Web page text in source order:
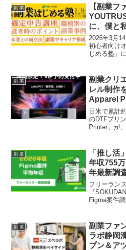
副業やお小
ーディーに
副 業
【副業フ
に、僕と
さんが登
リアで新
2026年3月
初心者向け
じめる塾」
す。職種の
「スラッシ
れるこの貴
副 業
副業クリ
レル制作
Apparel
割引と豪
日米で累計
のDTFプリ
Printer」が
先駆けて、
ーンがスタ
能）で最大
るチャンス
「推し活」
副 業
「推し活
年収755
年最新調
フリーラン
『
Figma案件
高収入の可
「推し」の
く未来へ！
副 業
副業ファ
ラボ静岡
プン＆ア